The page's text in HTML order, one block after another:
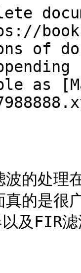
of
as
的处理
真的是很
及FIR